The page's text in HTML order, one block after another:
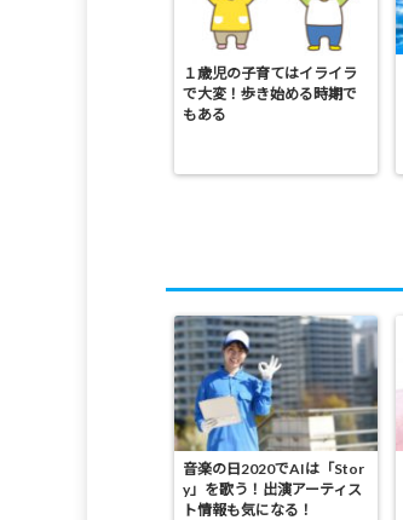
１歳児の子育てはイライラ
で大変！歩き始める時期で
もある
音楽の日2020でAIは「Stor
y」を歌う！出演アーティス
ト情報も気になる！